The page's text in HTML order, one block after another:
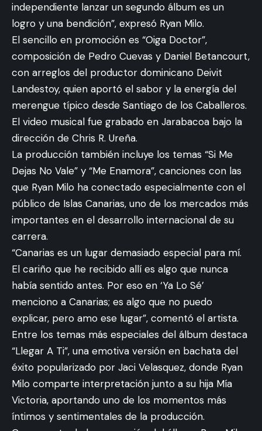
independiente lanzar un segundo álbum es un
logro y una bendición”, expresó Ryan Milo.
El sencillo en promoción es “Oiga Doctor”,
composición de Pedro Cuevas y Daniel Betancourt,
con arreglos del productor dominicano Deivit
Landestoy, quien aportó el sabor y la energía del
merengue típico desde Santiago de los Caballeros.
El video musical fue grabado en Jarabacoa bajo la
dirección de Chris R. Ureña.
La producción también incluye los temas “Si Me
Dejas No Vale” y “Me Enamora”, canciones con las
que Ryan Milo ha conectado especialmente con el
público de Islas Canarias, uno de los mercados más
importantes en el desarrollo internacional de su
carrera.
“Canarias es un lugar demasiado especial para mí.
El cariño que he recibido allí es algo que nunca
había sentido antes. Por eso en ‘Ya Lo Sé’
menciono a Canarias; es algo que no puedo
explicar, pero amo ese lugar”, comentó el artista.
Entre los temas más especiales del álbum destaca
“Llegar A Ti”, una emotiva versión en bachata del
éxito popularizado por Jaci Velasquez, donde Ryan
Milo comparte interpretación junto a su hija Mía
Victoria, aportando uno de los momentos más
íntimos y sentimentales de la producción.